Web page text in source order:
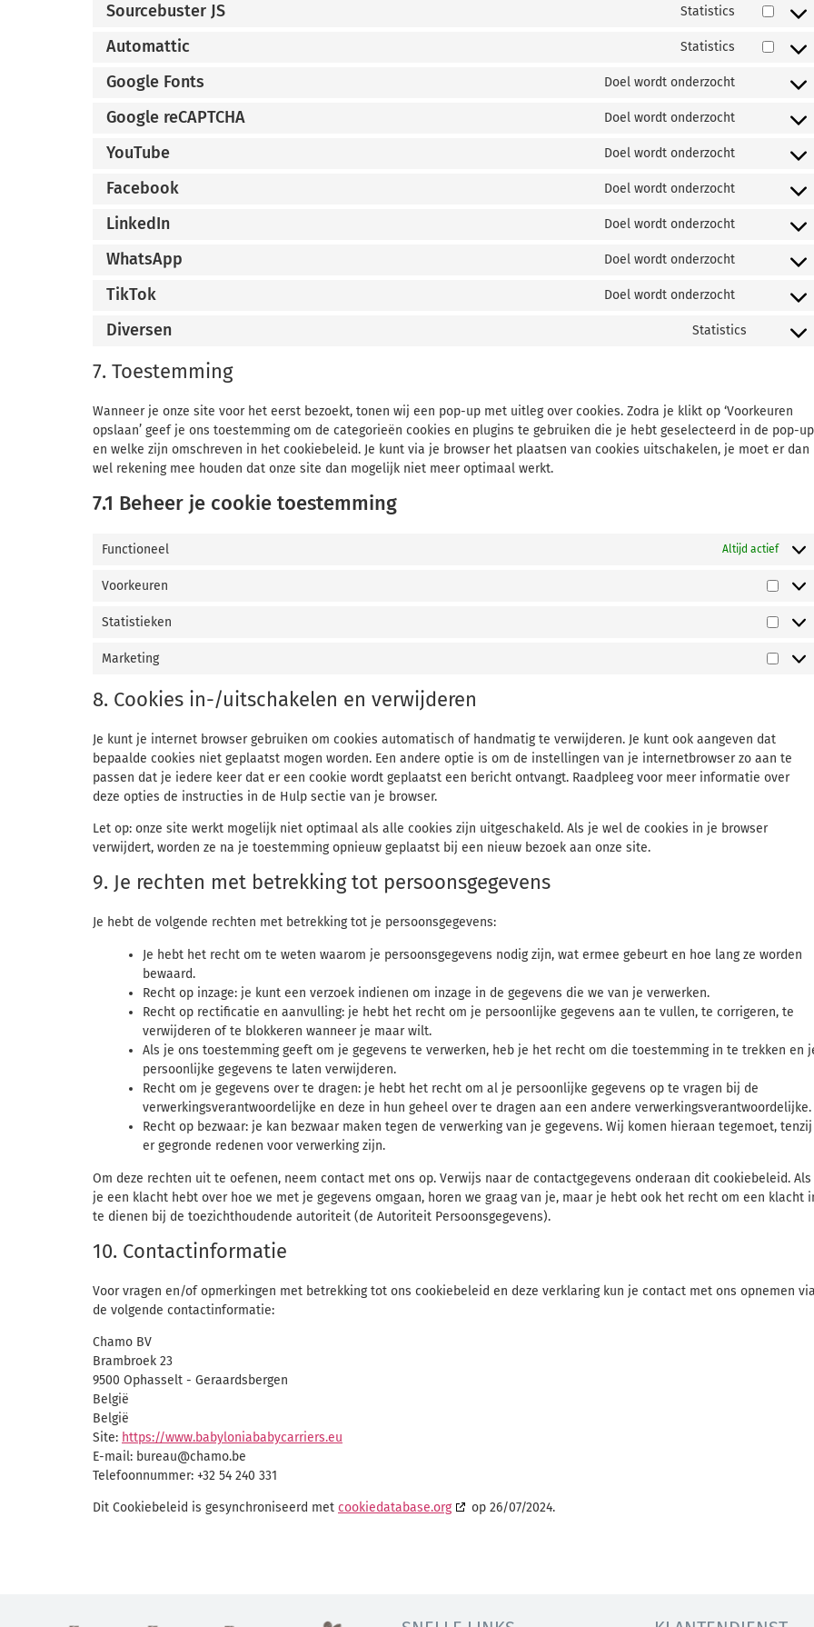
Sourcebuster JS Statistics
Automattic Statistics
Google Fonts Doel wordt onderzocht
Google reCAPTCHA Doel wordt onderzocht
YouTube Doel wordt onderzocht
Facebook Doel wordt onderzocht
LinkedIn Doel wordt onderzocht
WhatsApp Doel wordt onderzocht
TikTok Doel wordt onderzocht
Diversen Statistics
7. Toestemming
Wanneer je onze site voor het eerst bezoekt, tonen wij een pop-up met uitleg over cookies. Zodra je klikt op ‘Voorkeuren
opslaan’ geef je ons toestemming om de categorieën cookies en plugins te gebruiken die je hebt geselecteerd in de pop-up
en welke zijn omschreven in het cookiebeleid. Je kunt via je browser het plaatsen van cookies uitschakelen, je moet er dan
wel rekening mee houden dat onze site dan mogelijk niet meer optimaal werkt.
7.1 Beheer je cookie toestemming
Functioneel Altijd actief
Voorkeuren
Statistieken
Marketing
8. Cookies in-/uitschakelen en verwijderen
Je kunt je internet browser gebruiken om cookies automatisch of handmatig te verwijderen. Je kunt ook aangeven dat
bepaalde cookies niet geplaatst mogen worden. Een andere optie is om de instellingen van je internetbrowser zo aan te
passen dat je iedere keer dat er een cookie wordt geplaatst een bericht ontvangt. Raadpleeg voor meer informatie over
deze opties de instructies in de Hulp sectie van je browser.
Let op: onze site werkt mogelijk niet optimaal als alle cookies zijn uitgeschakeld. Als je wel de cookies in je browser
verwijdert, worden ze na je toestemming opnieuw geplaatst bij een nieuw bezoek aan onze site.
9. Je rechten met betrekking tot persoonsgegevens
Je hebt de volgende rechten met betrekking tot je persoonsgegevens:
Je hebt het recht om te weten waarom je persoonsgegevens nodig zijn, wat ermee gebeurt en hoe lang ze worden
bewaard.
Recht op inzage: je kunt een verzoek indienen om inzage in de gegevens die we van je verwerken.
Recht op rectificatie en aanvulling: je hebt het recht om je persoonlijke gegevens aan te vullen, te corrigeren, te
verwijderen of te blokkeren wanneer je maar wilt.
Als je ons toestemming geeft om je gegevens te verwerken, heb je het recht om die toestemming in te trekken en
persoonlijke gegevens te laten verwijderen.
Recht om je gegevens over te dragen: je hebt het recht om al je persoonlijke gegevens op te vragen bij de
verwerkingsverantwoordelijke en deze in hun geheel over te dragen aan een andere verwerkingsverantwoordelijke.
Recht op bezwaar: je kan bezwaar maken tegen de verwerking van je gegevens. Wij komen hieraan tegemoet, tenzij
er gegronde redenen voor verwerking zijn.
Om deze rechten uit te oefenen, neem contact met ons op. Verwijs naar de contactgegevens onderaan dit cookiebeleid. Als
je een klacht hebt over hoe we met je gegevens omgaan, horen we graag van je, maar je hebt ook het recht om een klacht
te dienen bij de toezichthoudende autoriteit (de Autoriteit Persoonsgegevens).
10. Contactinformatie
Voor vragen en/of opmerkingen met betrekking tot ons cookiebeleid en deze verklaring kun je contact met ons opnemen
de volgende contactinformatie:
Chamo BV
Brambroek 23
9500 Ophasselt - Geraardsbergen
België
België
Site: https://www.babyloniababycarriers.eu
E-mail: bureau@chamo.be
Telefoonnummer: +32 54 240 331
Dit Cookiebeleid is gesynchroniseerd met cookiedatabase.org op 26/07/2024.